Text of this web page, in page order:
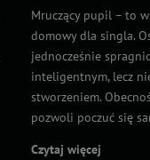
Mruczący pupil – to
domowy dla singla.
jednocześnie
inteligentnym, lecz
stworzeniem.
pozwoli poczuć się
Czytaj więcej